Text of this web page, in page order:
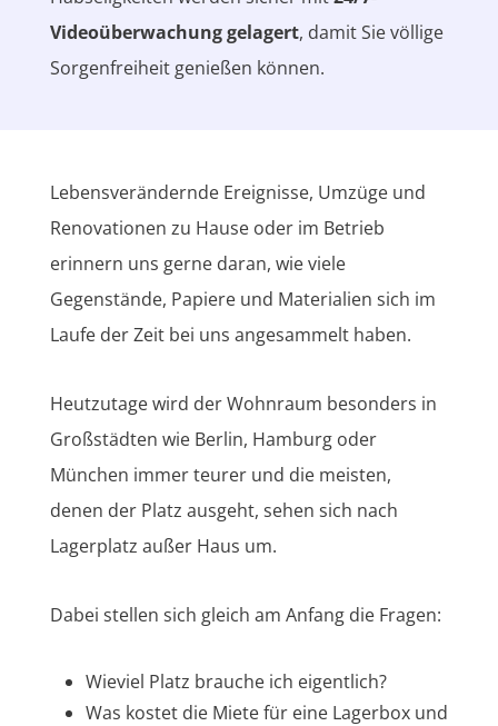
Videoüberwachung gelagert, damit Sie völlige
Sorgenfreiheit genießen können.
Lebensverändernde Ereignisse, Umzüge und
Renovationen zu Hause oder im Betrieb
erinnern uns gerne daran, wie viele
Gegenstände, Papiere und Materialien sich im
Laufe der Zeit bei uns angesammelt haben.
Heutzutage wird der Wohnraum besonders in
Großstädten wie Berlin, Hamburg oder
München immer teurer und die meisten,
denen der Platz ausgeht, sehen sich nach
Lagerplatz außer Haus um.
Dabei stellen sich gleich am Anfang die Fragen:
Wieviel Platz brauche ich eigentlich?
Was kostet die Miete für eine Lagerbox und